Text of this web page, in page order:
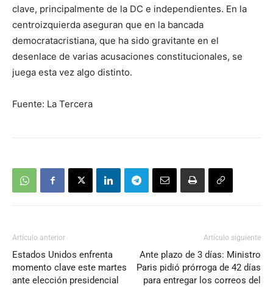
clave, principalmente de la DC e independientes. En la
centroizquierda aseguran que en la bancada
democratacristiana, que ha sido gravitante en el
desenlace de varias acusaciones constitucionales, se
juega esta vez algo distinto.
Fuente: La Tercera
Artículo anterior
Estados Unidos enfrenta
momento clave este martes
ante elección presidencial
Artículo siguiente
Ante plazo de 3 días: Ministro
Paris pidió prórroga de 42 días
para entregar los correos del